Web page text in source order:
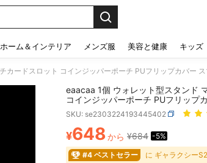
ホーム＆インテリア メンズ服 美容と健康 キッズ
eaacaa 1個 ウォレット型スタンド
コインジッパーポーチ PUフリップ
Apple 17e 17ProMax 16ProMax
15plus 13ProMax 13pro 13Mini
12ProMax 12Pro 12Mini 11 ProMax
X XS XR XSMax シリーズ対応
SKU: se2303224193445402
PRICE AND
¥648 から ¥684 -5%
#4 ベストセラー